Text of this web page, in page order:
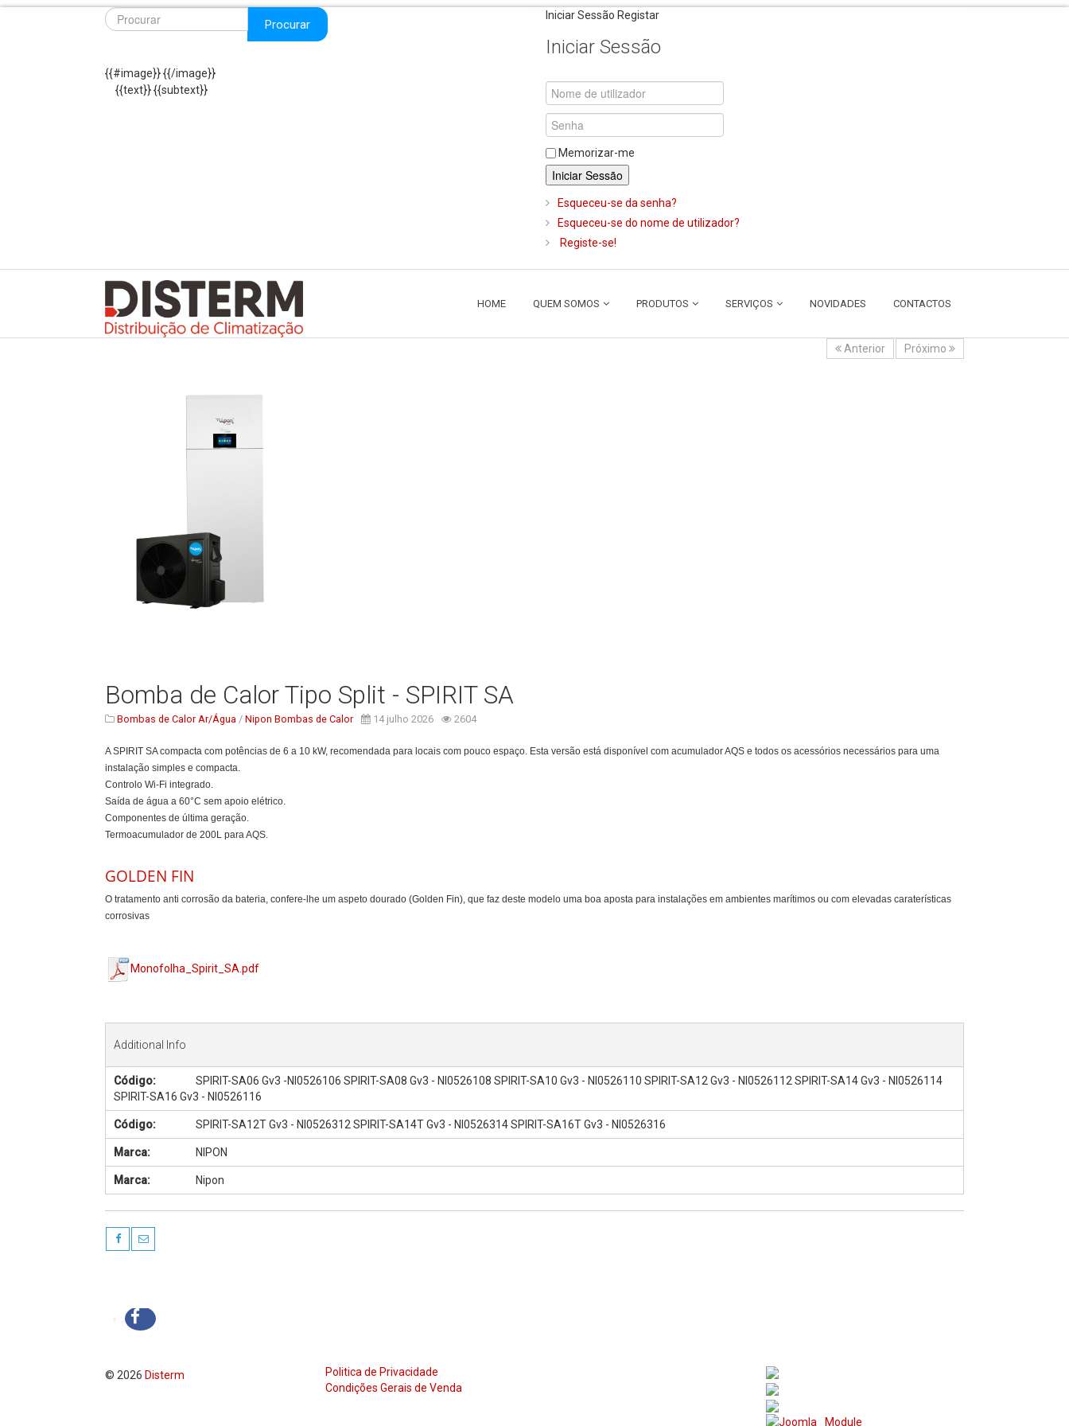
Procurar
{{#image}}{{/image}}
{{text}} {{subtext}}
Iniciar Sessão Registar
Iniciar Sessão
Memorizar-me
Iniciar Sessão
Esqueceu-se da senha?
Esqueceu-se do nome de utilizador?
Registe-se!
HOME QUEM SOMOS PRODUTOS SERVIÇOS NOVIDADES CONTACTOS
Anterior Próximo
Bomba de Calor Tipo Split - SPIRIT SA
Bombas de Calor Ar/Água /Nipon Bombas de Calor 14 julho 2026 2604
A SPIRIT SA compacta com potências de 6 a 10 kW, recomendada para locais com pouco espaço. Esta versão está disponível com acumulador AQS e todos os acessórios necessários para uma
instalação simples e compacta.
Controlo Wi-Fi integrado.
Saída de água a 60°C sem apoio elétrico.
Componentes de última geração.
Termoacumulador de 200L para AQS.
GOLDEN FIN
O tratamento anti corrosão da bateria, confere-lhe um aspeto dourado (Golden Fin), que faz deste modelo uma boa aposta para instalações em ambientes marítimos ou com elevadas caraterísticas
corrosivas
Monofolha_Spirit_SA.pdf
Additional Info
Código:
SPIRIT-SA06 Gv3 -NI0526106 SPIRIT-SA08 Gv3 - NI0526108 SPIRIT-SA10 Gv3 - NI0526110 SPIRIT-SA12 Gv3 - NI0526112 SPIRIT-SA14 Gv3 - NI0526114
SPIRIT-SA16 Gv3 - NI0526116
Código: SPIRIT-SA12T Gv3 - NI0526312 SPIRIT-SA14T Gv3 - NI0526314 SPIRIT-SA16T Gv3 - NI0526316
Marca: NIPON
Marca: Nipon
© 2026 Disterm
Politica de Privacidade
Condições Gerais de Venda